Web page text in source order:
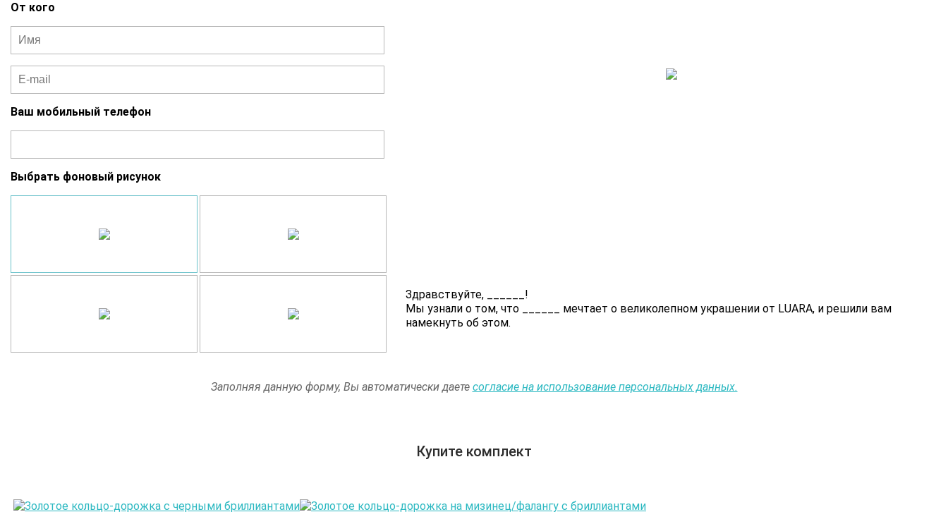
От кого
Ваш мобильный телефон
Выбрать фоновый рисунок
Здравствуйте,
!
Мы узнали о том, что
мечтает о великолепном украшении от LUARA, и решили вам
намекнуть об этом.
Заполняя данную форму, Вы автоматически даете согласие на использование персональных данных.
Купите комплект